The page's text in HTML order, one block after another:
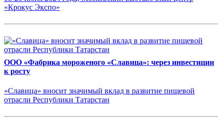
«Крокус Экспо»
ООО «Фабрика мороженого «Славица»: через инвестиции
к росту
«Славица» вносит значимый вклад в развитие пищевой
отрасли Республики Татарстан